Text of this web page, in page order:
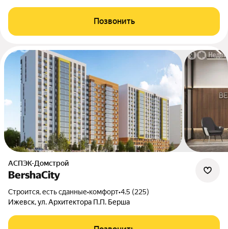
Позвонить
АСПЭК-Домстрой
BershaCity
Строится, есть сданные•комфорт•4.5 (225)
Ижевск, ул. Архитектора П.П. Берша